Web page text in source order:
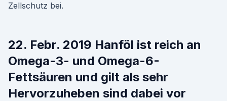
Zellschutz bei.
22. Febr. 2019 Hanföl ist reich an
Omega-3- und Omega-6-
Fettsäuren und gilt als sehr
Hervorzuheben sind dabei vor